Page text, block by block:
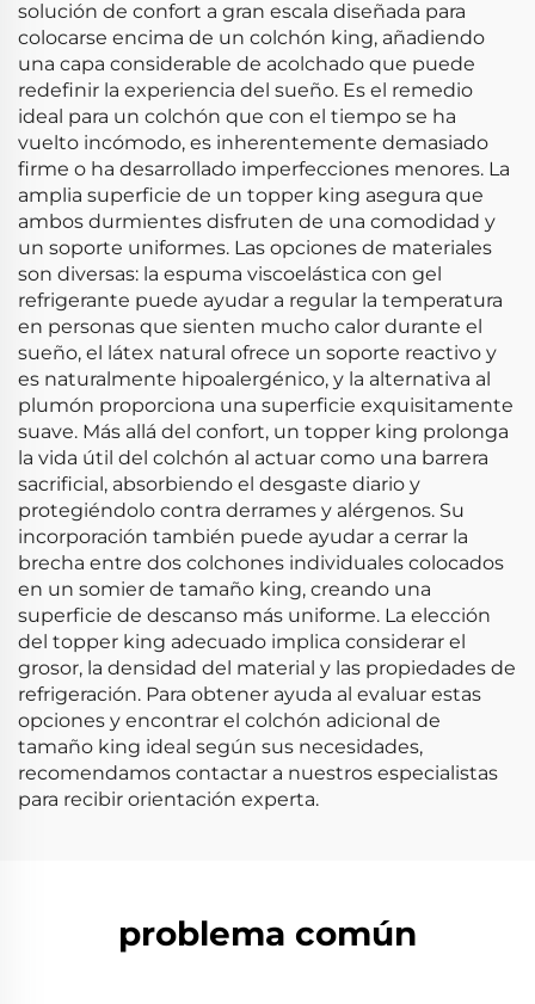
solución de confort a gran escala diseñada para
colocarse encima de un colchón king, añadiendo
una capa considerable de acolchado que puede
redefinir la experiencia del sueño. Es el remedio
ideal para un colchón que con el tiempo se ha
vuelto incómodo, es inherentemente demasiado
firme o ha desarrollado imperfecciones menores. La
amplia superficie de un topper king asegura que
ambos durmientes disfruten de una comodidad y
un soporte uniformes. Las opciones de materiales
son diversas: la espuma viscoelástica con gel
refrigerante puede ayudar a regular la temperatura
en personas que sienten mucho calor durante el
sueño, el látex natural ofrece un soporte reactivo y
es naturalmente hipoalergénico, y la alternativa al
plumón proporciona una superficie exquisitamente
suave. Más allá del confort, un topper king prolonga
la vida útil del colchón al actuar como una barrera
sacrificial, absorbiendo el desgaste diario y
protegiéndolo contra derrames y alérgenos. Su
incorporación también puede ayudar a cerrar la
brecha entre dos colchones individuales colocados
en un somier de tamaño king, creando una
superficie de descanso más uniforme. La elección
del topper king adecuado implica considerar el
grosor, la densidad del material y las propiedades de
refrigeración. Para obtener ayuda al evaluar estas
opciones y encontrar el colchón adicional de
tamaño king ideal según sus necesidades,
recomendamos contactar a nuestros especialistas
para recibir orientación experta.
problema común